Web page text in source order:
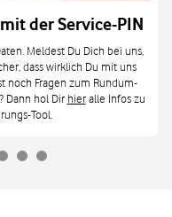
der Service-PIN
Meldest Du Dich bei uns,
dass wirklich Du mit uns
noch Fragen zum Rundum-
Dann hol Dir hieralle Infos zu
Tool.